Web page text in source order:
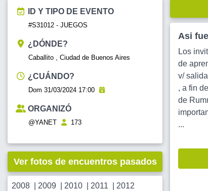
ID Y TIPO DE EVENTO
#S31012 - JUEGOS
¿DÓNDE?
Caballito , Ciudad de Buenos Aires
¿CUÁNDO?
Dom 31/03/2024 17:00
ORGANIZÓ
@YANET 173
Ver fotos de encuentros pasados
2008 2009 2010 2011
2012
Asi
Los
de
v/
, a fin
de
...